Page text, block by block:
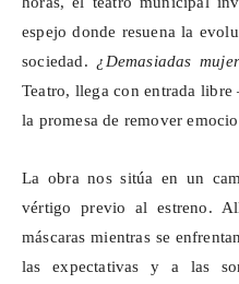
espejo donde resuena la
sociedad. ¿Demasiadas
Teatro, llega con entrada
la promesa de remover
La obra nos sitúa en un
vértigo previo al estreno.
máscaras mientras se
las expectativas y a las